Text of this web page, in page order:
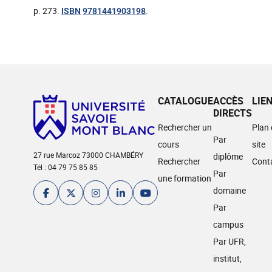
p. 273. ISBN 9781441903198.
27 rue Marcoz 73000 CHAMBÉRY
Tél : 04 79 75 85 85
CATALOGUE
Rechercher un
cours
Rechercher
une formation
ACCÈS
DIRECTS
Par
diplôme
Par
domaine
Par
campus
Par UFR,
institut,
Plan
site